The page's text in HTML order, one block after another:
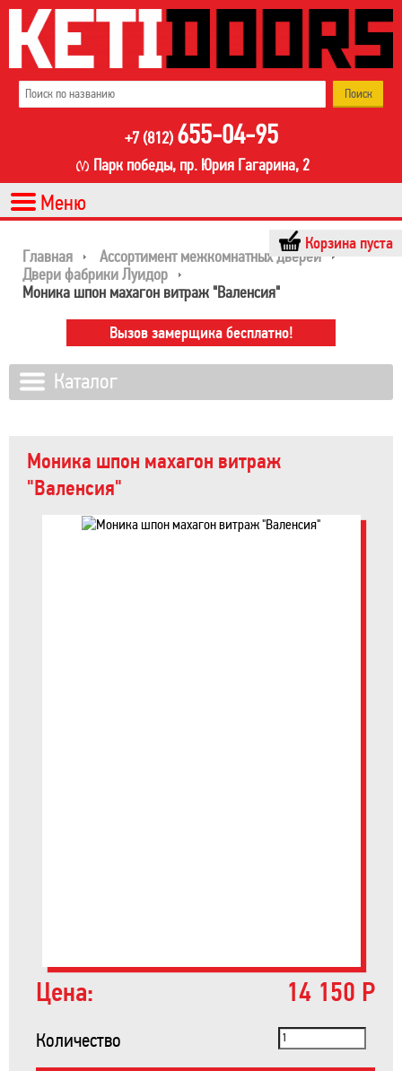
+7 (812) 655-04-95
Парк победы, пр. Юрия Гагарина, 2
Корзина пуста
Главная
Ассортимент межкомнатных дверей
Двери фабрики Луидор
Моника шпон махагон витраж "Валенсия"
Моника шпон махагон витраж
"Валенсия"
Цена: 14 150 Р
Количество